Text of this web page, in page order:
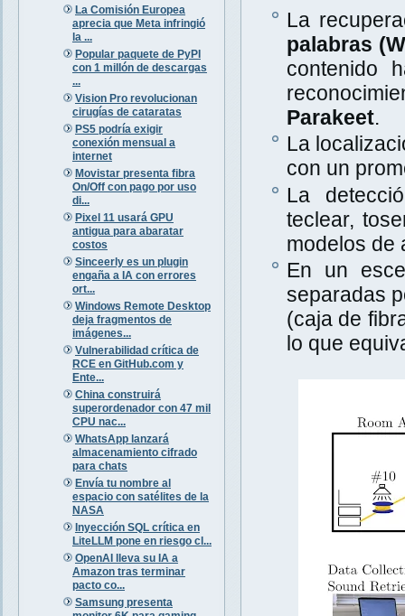
La Comisión Europea
aprecia que Meta infringió
la ...
Popular paquete de PyPI
con 1 millón de descargas
...
Vision Pro revolucionan
cirugías de cataratas
PS5 podría exigir
conexión mensual a
internet
Movistar presenta fibra
On/Off con pago por uso
di...
Pixel 11 usará GPU
antigua para abaratar
costos
Sinceerly es un plugin
engaña a IA con errores
ort...
Windows Remote Desktop
deja fragmentos de
imágenes...
Vulnerabilidad crítica de
RCE en GitHub.com y
Ente...
China construirá
superordenador con 47 mil
CPU nac...
WhatsApp lanzará
almacenamiento cifrado
para chats
Envía tu nombre al
espacio con satélites de la
NASA
Inyección SQL crítica en
LiteLLM pone en riesgo cl...
OpenAI lleva su IA a
Amazon tras terminar
pacto co...
Samsung presenta
La
palabras
contenido
Parakeet.
La
con un
La
teclear,
modelos de
En un
separadas
(caja de
lo que